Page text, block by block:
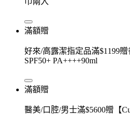
滿額贈
好來/高露潔指定品滿$1199
SPF50+ PA++++90ml
滿額贈
醫美/口腔/男士滿$5600贈【